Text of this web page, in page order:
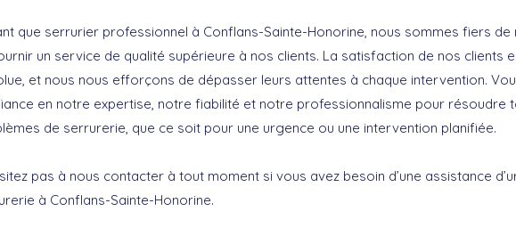
que serrurier professionnel à Conflans-Sainte-Honorine, nous sommes fiers
un service de qualité supérieure à nos clients. La satisfaction de nos clients
et nous nous efforçons de dépasser leurs attentes à chaque intervention.
en notre expertise, notre fiabilité et notre professionnalisme pour résoudre
de serrurerie, que ce soit pour une urgence ou une intervention planifiée.
pas à nous contacter à tout moment si vous avez besoin d’une assistance
à Conflans-Sainte-Honorine.